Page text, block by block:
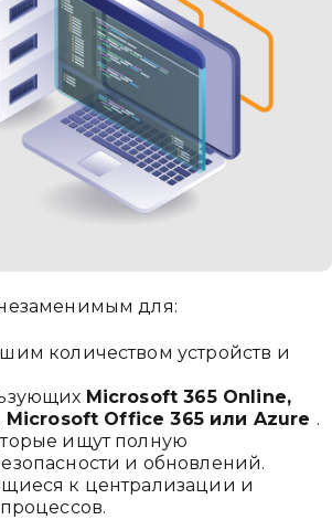
для:
количеством устройств и
Microsoft 365 Online,
Office 365 или Azure .
ищут полную
и обновлений.
к централизации и